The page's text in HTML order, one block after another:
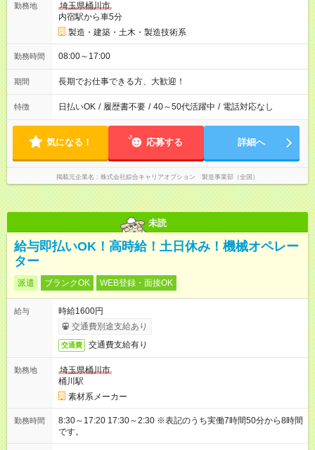
勤務地
埼玉県桶川市
内宿駅から車5分
製造・建築・土木・製造技術系
勤務時間 08:00～17:00
期間 長期でお仕事できる方、大歓迎！
特徴 日払いOK / 履歴書不要 / 40～50代活躍中 / 電話対応なし
気になる！ 応募する 詳細へ
掲載元企業名 株式会社綜合キャリアオプション 製造事業部（全国）
未読
給与即払いOK！高時給！土日休み！機械オペレー
ター
派遣 ブランクOK WEB登録・面接OK
給与
時給1600円
交通費別途支給あり
交通費 交通費支給有り
勤務地
埼玉県桶川市
桶川駅
素材系メーカー
勤務時間
8:30～17:20 17:30～2:30 ※表記のうち実働7時間50分から8時間
です。